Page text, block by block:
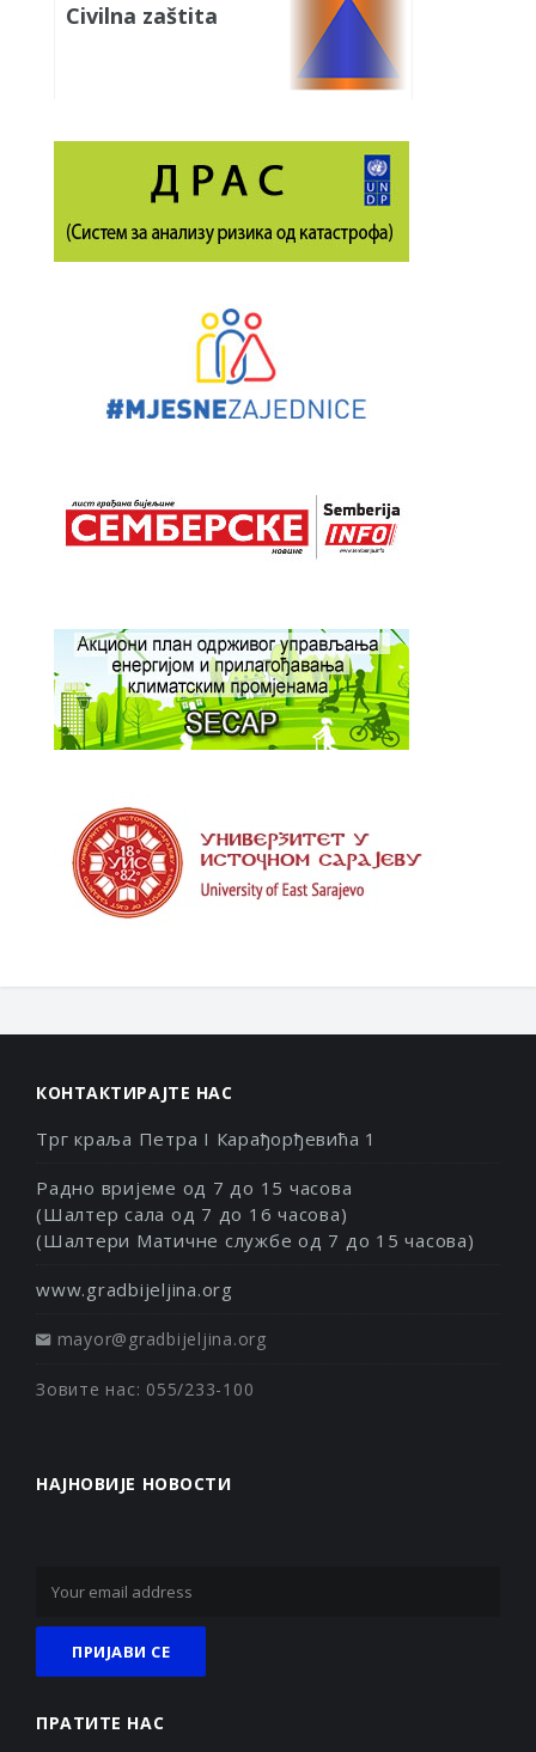
Civilna zaštita
КОНТАКТИРАЈТЕ НАС
Трг краља Петра I Карађорђевића 1
Радно вријеме од 7 до 15 часова
(Шалтер сала од 7 до 16 часова)
(Шалтери Матичне службе од 7 до 15 часова)
www.gradbijeljina.org
mayor@gradbijeljina.org
Зовите нас: 055/233-100
НАЈНОВИЈЕ НОВОСТИ
ПРАТИТЕ НАС